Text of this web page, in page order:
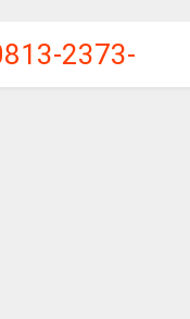
2373-
| WALINI